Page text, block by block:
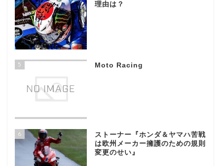
理由は？
5 Moto Racing
6
ストーナー『ホンダ＆ヤマハ苦戦
は欧州メーカー擁護のための規則
変更のせい』